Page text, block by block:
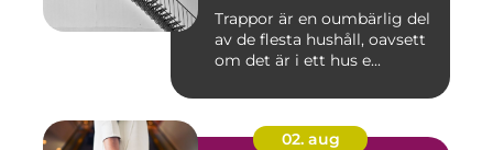
Trappor är en oumbärlig del
av de flesta hushåll, oavsett
om det är i ett hus e...
02. aug